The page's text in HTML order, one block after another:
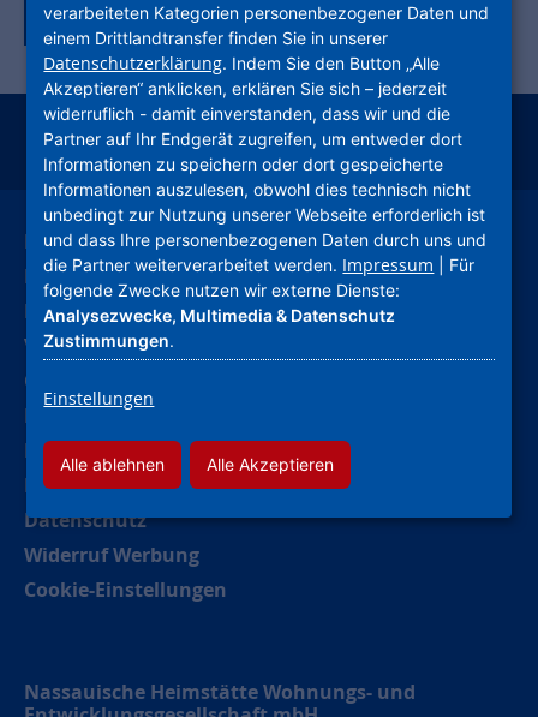
Zurück zur Tagübersicht
instagramfacebookyoutubelinkedinkununu
Leichte Sprache
Deutsche Gebärdensprache
Kontakt
Verhaltenskodex (CoC)
Compliance
Hinweise und Meldestelle
Barrierefreiheitserklärung
Impressum
Datenschutz
Widerruf Werbung
Cookie-Einstellungen
Nassauische Heimstätte Wohnungs- und
verarbeiteten Kategorien personenbezogener Daten und
einem Drittlandtransfer finden Sie in unserer
Datenschutzerklärung. Indem Sie den Button „Alle
Akzeptieren“ anklicken, erklären Sie sich – jederzeit
widerruflich - damit einverstanden, dass wir und die
Partner auf Ihr Endgerät zugreifen, um entweder dort
Informationen zu speichern oder dort gespeicherte
Informationen auszulesen, obwohl dies technisch nicht
unbedingt zur Nutzung unserer Webseite erforderlich ist
und dass Ihre personenbezogenen Daten durch uns und
die Partner weiterverarbeitet werden. Impressum | Für
folgende Zwecke nutzen wir externe Dienste:
Analysezwecke, Multimedia & Datenschutz
Zustimmungen.
Einstellungen
Alle ablehnen Alle Akzeptieren